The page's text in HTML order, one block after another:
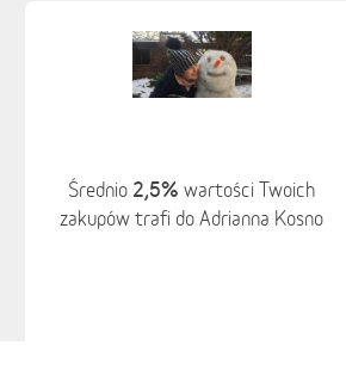
Średnio 2,5% wartości Twoich
zakupów trafi do Adrianna Kosno